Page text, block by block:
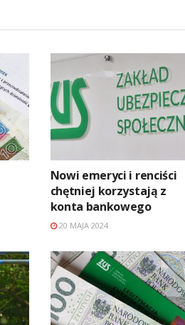
Nowi emeryci i renciści
chętniej korzystają z
konta bankowego
20 MAJA 2024